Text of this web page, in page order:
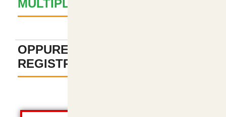
MULTIPLI ? GUARDA QUI
OPPURE PAGA SENZA
REGISTRAZIONE